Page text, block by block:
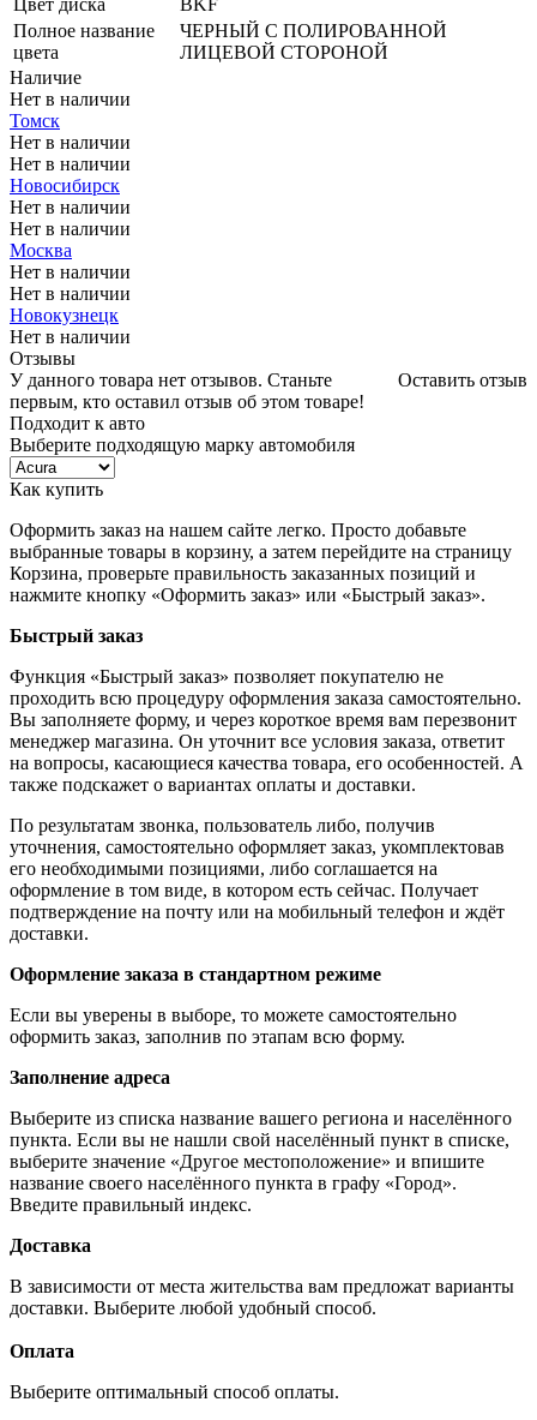
Полное название
цвета
ЧЕРНЫЙ С ПОЛИРОВАННОЙ
ЛИЦЕВОЙ СТОРОНОЙ
Наличие
Нет в наличии
Томск
Нет в наличии
Нет в наличии
Новосибирск
Нет в наличии
Нет в наличии
Москва
Нет в наличии
Нет в наличии
Новокузнецк
Нет в наличии
Отзывы
Оставить отзыв
У данного товара нет отзывов. Станьте
первым, кто оставил отзыв об этом товаре!
Подходит к авто
Выберите подходящую марку автомобиля
Как купить
Оформить заказ на нашем сайте легко. Просто добавьте
выбранные товары в корзину, а затем перейдите на страницу
Корзина, проверьте правильность заказанных позиций и
нажмите кнопку «Оформить заказ» или «Быстрый заказ».
Быстрый заказ
Функция «Быстрый заказ» позволяет покупателю не
проходить всю процедуру оформления заказа самостоятельно.
Вы заполняете форму, и через короткое время вам перезвонит
менеджер магазина. Он уточнит все условия заказа, ответит
на вопросы, касающиеся качества товара, его особенностей. А
также подскажет о вариантах оплаты и доставки.
По результатам звонка, пользователь либо, получив
уточнения, самостоятельно оформляет заказ, укомплектовав
его необходимыми позициями, либо соглашается на
оформление в том виде, в котором есть сейчас. Получает
подтверждение на почту или на мобильный телефон и ждёт
доставки.
Оформление заказа в стандартном режиме
Если вы уверены в выборе, то можете самостоятельно
оформить заказ, заполнив по этапам всю форму.
Заполнение адреса
Выберите из списка название вашего региона и населённого
пункта. Если вы не нашли свой населённый пункт в списке,
выберите значение «Другое местоположение» и впишите
название своего населённого пункта в графу «Город».
Введите правильный индекс.
Доставка
В зависимости от места жительства вам предложат варианты
доставки. Выберите любой удобный способ.
Оплата
Выберите оптимальный способ оплаты.